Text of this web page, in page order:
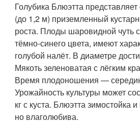
Голубика Блюэтта
(до 1,2 м) приземленный
роста. Плоды шаровидной чуть
тёмно-синего цвета, имеют
голубой налёт. В диаметре
Мякоть зеленоватая с лёгким
Время плодоношения —
Урожайность культуры может
кг с куста. Блюэтта зимостойка
но влаголюбива.